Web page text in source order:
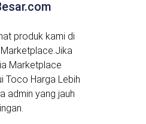
produk kami di
Marketplace
Toco Harga Lebih
admin yang jauh